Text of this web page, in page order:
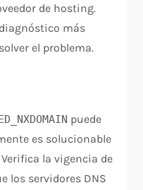
de hosting.
más
el problema.
puede
es solucionable
la vigencia de
los servidores DNS